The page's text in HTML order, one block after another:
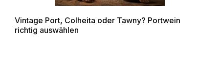
Vintage Port, Colheita oder Tawny? Portwein
richtig auswählen